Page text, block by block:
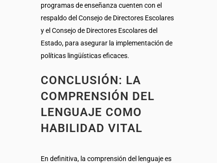
programas de enseñanza cuenten con el
respaldo del Consejo de Directores Escolares
y el Consejo de Directores Escolares del
Estado, para asegurar la implementación de
políticas lingüísticas eficaces.
CONCLUSIÓN: LA
COMPRENSIÓN DEL
LENGUAJE COMO
HABILIDAD VITAL
En definitiva, la comprensión del lenguaje es